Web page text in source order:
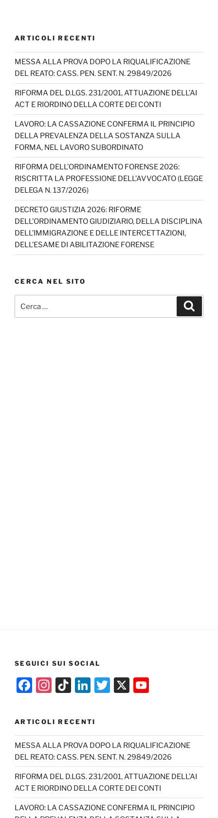
ARTICOLI RECENTI
MESSA ALLA PROVA DOPO LA RIQUALIFICAZIONE
DEL REATO: CASS. PEN. SENT. N. 29849/2026
RIFORMA DEL D.LGS. 231/2001, ATTUAZIONE DELL’AI
ACT E RIORDINO DELLA CORTE DEI CONTI
LAVORO: LA CASSAZIONE CONFERMA IL PRINCIPIO
DELLA PREVALENZA DELLA SOSTANZA SULLA
FORMA, NEL LAVORO SUBORDINATO
RIFORMA DELL’ORDINAMENTO FORENSE 2026:
RISCRITTA LA PROFESSIONE DELL’AVVOCATO (LEGGE
DELEGA N. 137/2026)
DECRETO GIUSTIZIA 2026: RIFORME
DELL’ORDINAMENTO GIUDIZIARIO, DELLA DISCIPLINA
DELL’IMMIGRAZIONE E DELLE INTERCETTAZIONI,
DELL’ESAME DI ABILITAZIONE FORENSE
CERCA NEL SITO
SEGUICI SUI SOCIAL
F
c
e
b
o
o
k
In
a
gr
a
m
Ti
T
o
k
Li
k
e
dI
n
T
er
X
T
u
b
e
C
h
ARTICOLI RECENTI
MESSA ALLA PROVA DOPO LA RIQUALIFICAZIONE
DEL REATO: CASS. PEN. SENT. N. 29849/2026
RIFORMA DEL D.LGS. 231/2001, ATTUAZIONE DELL’AI
ACT E RIORDINO DELLA CORTE DEI CONTI
LAVORO: LA CASSAZIONE CONFERMA IL PRINCIPIO